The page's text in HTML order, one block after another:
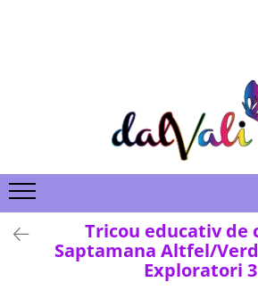
GENTI DE COLORAT
Tricou educativ de
Saptamana Altfel/
Exploratori 3